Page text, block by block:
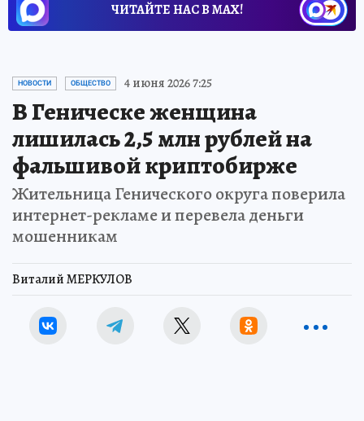
ЧИТАЙТЕ НАС В МАХ!
НОВОСТИ ОБЩЕСТВО 4 июня 2026 7:25
В Геническе женщина
лишилась 2,5 млн рублей на
фальшивой криптобирже
Жительница Генического округа поверила
интернет-рекламе и перевела деньги
мошенникам
Виталий МЕРКУЛОВ